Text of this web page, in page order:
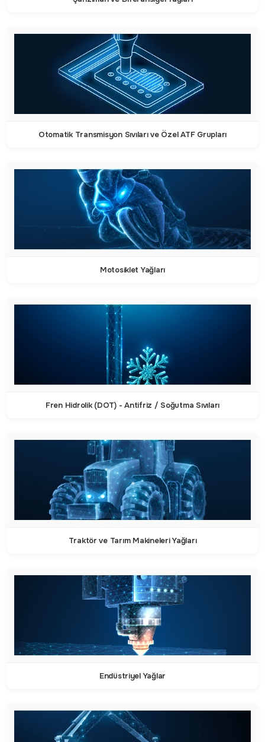
Otomatik Transmisyon Sıvıları ve Özel ATF Grupları
Motosiklet Yağları
Fren Hidrolik (DOT) - Antifriz / Soğutma Sıvıları
Traktör ve Tarım Makineleri Yağları
Endüstriyel Yağlar